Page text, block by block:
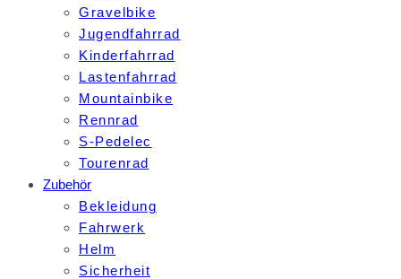
Gravelbike
Jugendfahrrad
Kinderfahrrad
Lastenfahrrad
Mountainbike
Rennrad
S-Pedelec
Tourenrad
Zubehör
Bekleidung
Fahrwerk
Helm
Sicherheit